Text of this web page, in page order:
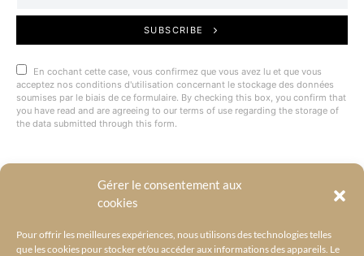
Gérer le consentement aux
cookies
Pour offrir les meilleures expériences, nous utilisons des technologies telles
que les cookies pour stocker et/ou accéder aux informations des appareils. Le
SUBSCRIBE
En cochant cette case, vous confirmez que vous avez lu et que vous
acceptez nos conditions d'utilisation concernant le stockage des données
soumises par le biais de ce formulaire. By checking this box, you confirm that
you have read and are agreeing to our terms of use regarding the storage of
the data submitted through this form.
@BYRACKEL